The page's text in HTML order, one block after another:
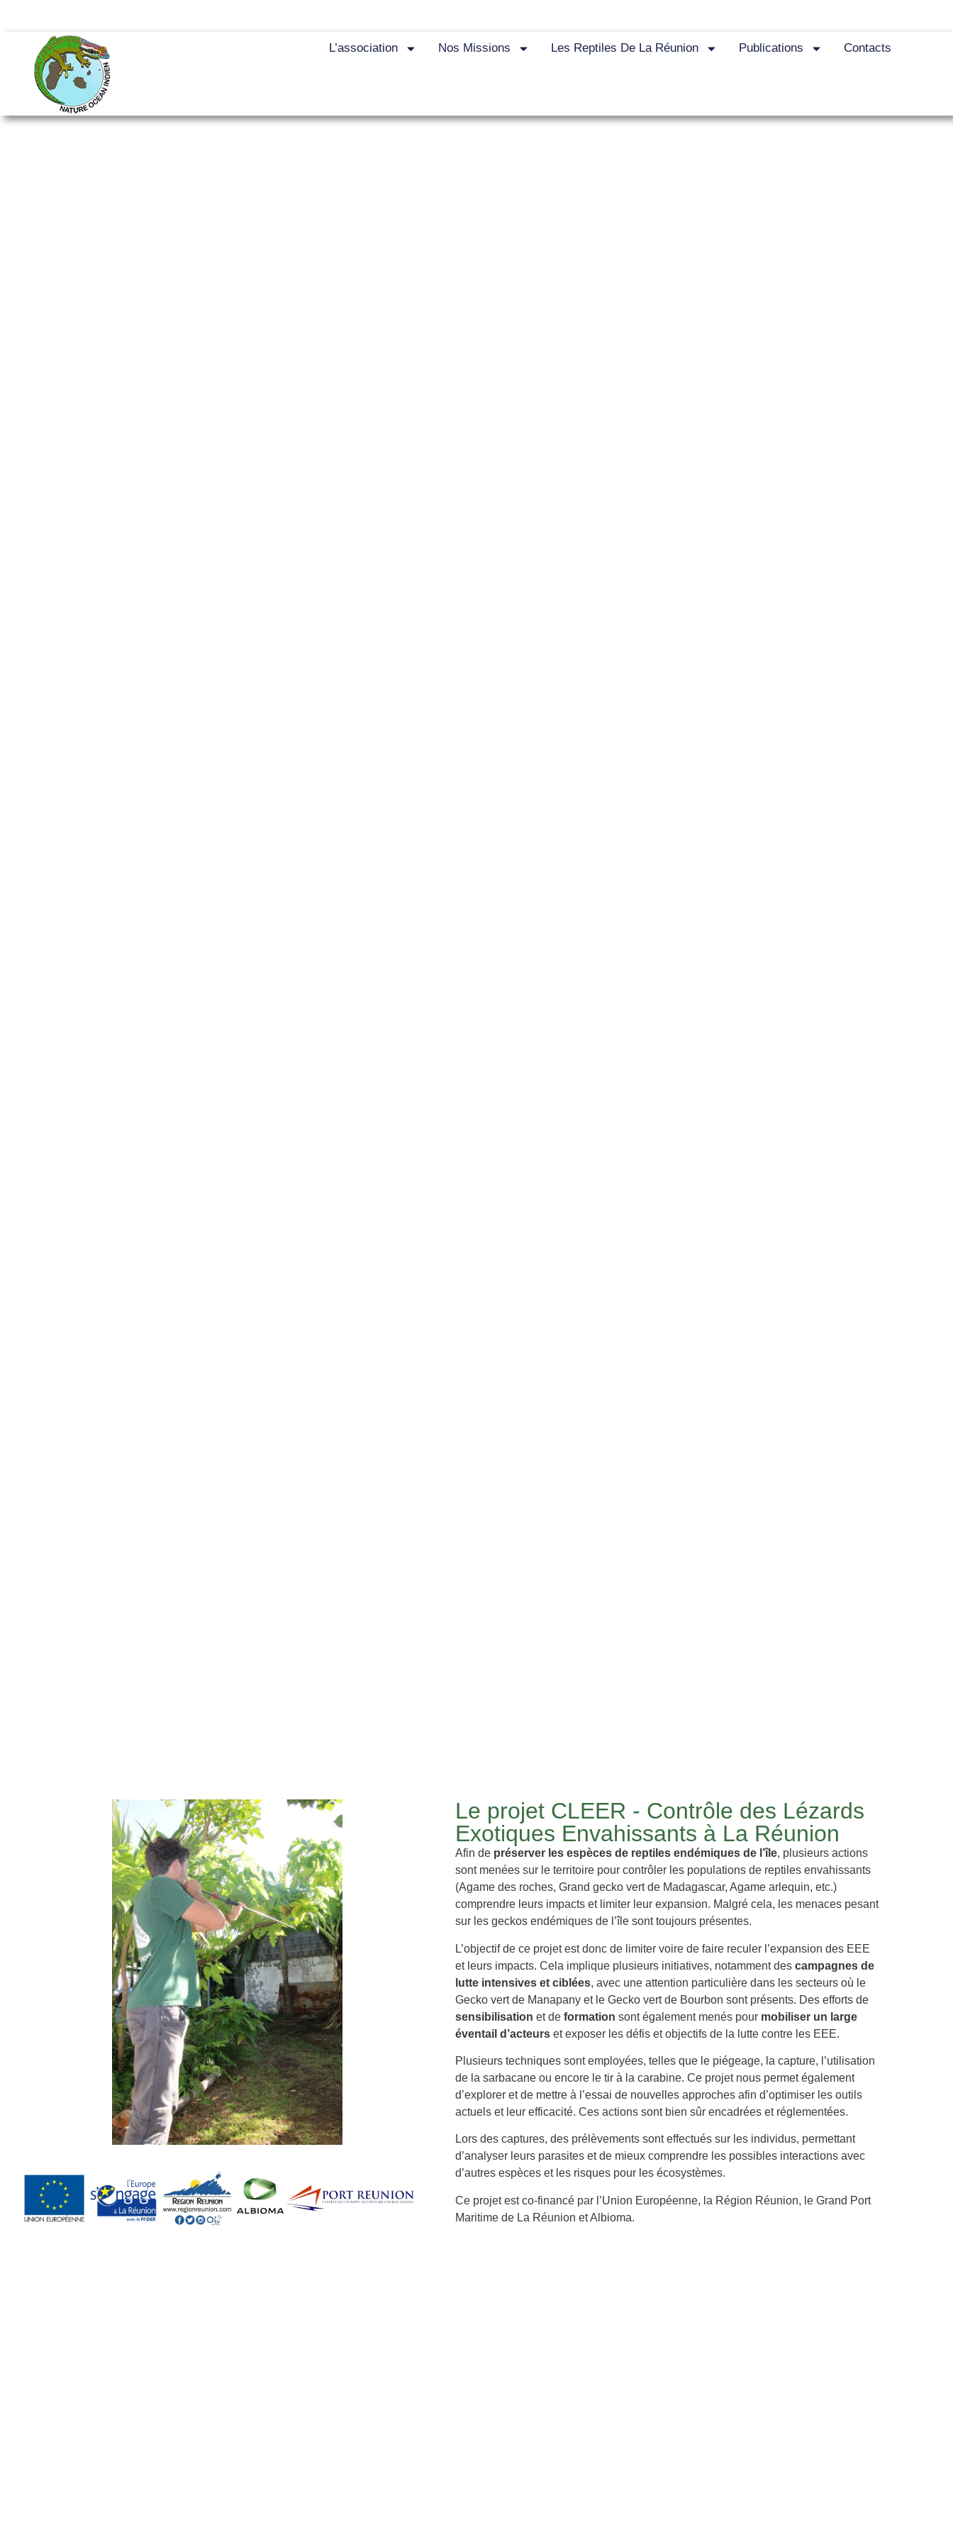
L’association Nos Missions Les Reptiles De La Réunion Publications Contacts
Le projet CLEER - Contrôle des Lézards
Exotiques Envahissants à La Réunion
Afin depréserver les espèces de reptiles endémiques de l’île, plusieurs actions
sont menées sur le territoire pour contrôler les populations de reptiles envahissants
(Agame des roches, Grand gecko vert de Madagascar, Agame arlequin, etc.)
comprendre leurs impacts et limiter leur expansion. Malgré cela, les menaces pesant
sur les geckos endémiques de l’île sont toujours présentes.
L’objectif de ce projet est donc de limiter voire de faire reculer l’expansion des EEE
et leurs impacts. Cela implique plusieurs initiatives, notamment des campagnes de
lutte intensives et ciblées, avec une attention particulière dans les secteurs où le
Gecko vert de Manapany et le Gecko vert de Bourbon sont présents. Des efforts de
sensibilisation et de formation sont également menés pour mobiliser un large
éventail d’acteurs et exposer les défis et objectifs de la lutte contre les EEE.
Plusieurs techniques sont employées, telles que le piégeage, la capture, l’utilisation
de la sarbacane ou encore le tir à la carabine. Ce projet nous permet également
d’explorer et de mettre à l’essai de nouvelles approches afin d’optimiser les outils
actuels et leur efficacité. Ces actions sont bien sûr encadrées et réglementées.
Lors des captures, des prélèvements sont effectués sur les individus, permettant
d’analyser leurs parasites et de mieux comprendre les possibles interactions avec
d’autres espèces et les risques pour les écosystèmes.
Ce projet est co-financé par l’Union Européenne, la Région Réunion, le Grand Port
Maritime de La Réunion et Albioma.